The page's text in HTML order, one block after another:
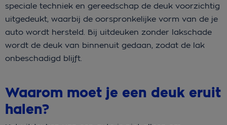
speciale techniek en gereedschap de deuk voorzichtig
uitgedeukt, waarbij de oorspronkelijke vorm van de je
auto wordt hersteld. Bij uitdeuken zonder lakschade
wordt de deuk van binnenuit gedaan, zodat de lak
onbeschadigd blijft.
Waarom moet je een deuk eruit
halen?